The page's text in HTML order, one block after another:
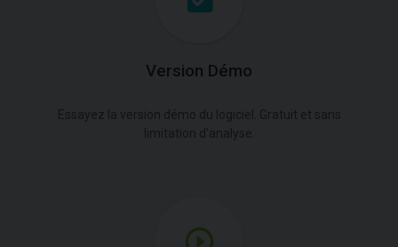
Version Démo